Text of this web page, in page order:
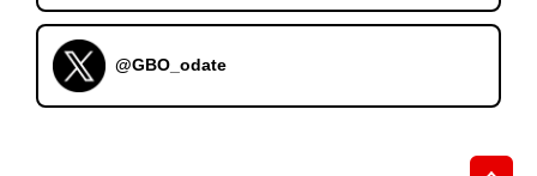
@GBO_odate